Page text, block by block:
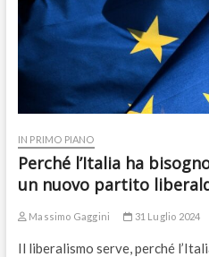
IN PRIMO PIANO
Perché l’Italia ha
un nuovo partito
Massimo Gaggini 31 Luglio 2024
Il liberalismo serve, perché